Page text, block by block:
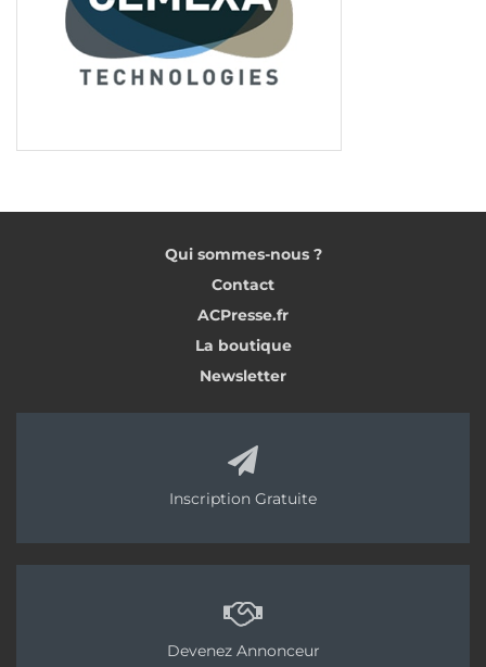
Qui sommes-nous ?
Contact
ACPresse.fr
La boutique
Newsletter
Inscription Gratuite
Devenez Annonceur